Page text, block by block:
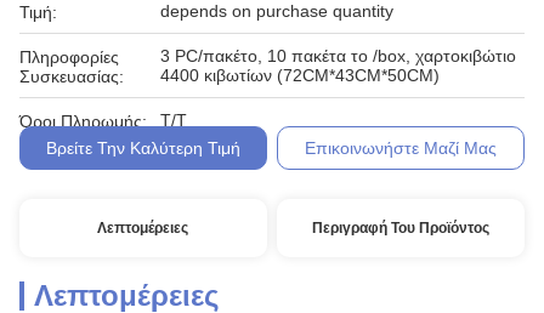
Τιμή: depends on purchase quantity
Πληροφορίες
Συσκευασίας:
3 PC/πακέτο, 10 πακέτα το /box, χαρτοκιβώτιο
4400 κιβωτίων (72CM*43CM*50CM)
Όροι Πληρωμής:
T/T
Βρείτε Την Καλύτερη Τιμή
Επικοινωνήστε Μαζί Μας
Λεπτομέρειες Περιγραφή Του Προϊόντος
Λεπτομέρειες